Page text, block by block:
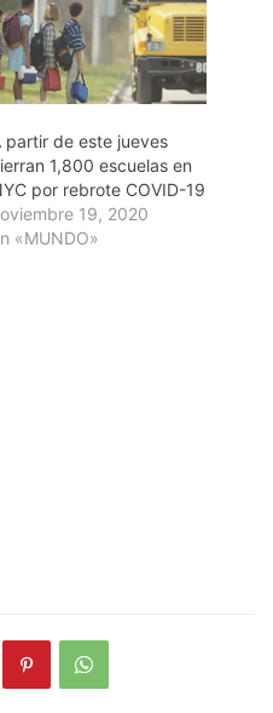
partir de este jueves
1,800 escuelas en
por rebrote COVID-19
19, 2020
«MUNDO»